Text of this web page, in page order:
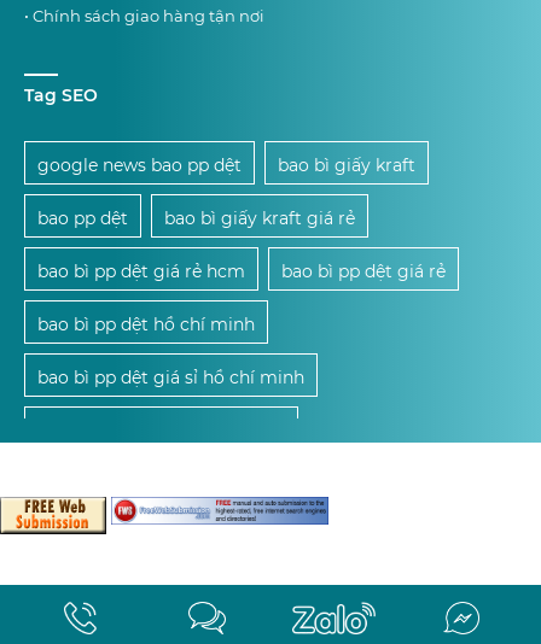
• Chính sách giao hàng tận nơi
Tag SEO
google news bao pp dệt bao bì giấy kraft
bao pp dệt bao bì giấy kraft giá rẻ
bao bì pp dệt giá rẻ hcm bao bì pp dệt giá rẻ
bao bì pp dệt hồ chí minh
bao bì pp dệt giá sỉ hồ chí minh
cung cấp bao bì pp dệt giá sỉ hcm
cung cấp bao bì pp dệt giá sỉ